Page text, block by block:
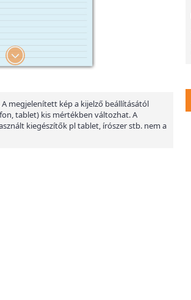
megjelenített kép a kijelző beállításától
tablet) kis mértékben változhat. A
kiegészítők pl tablet, írószer stb. nem a